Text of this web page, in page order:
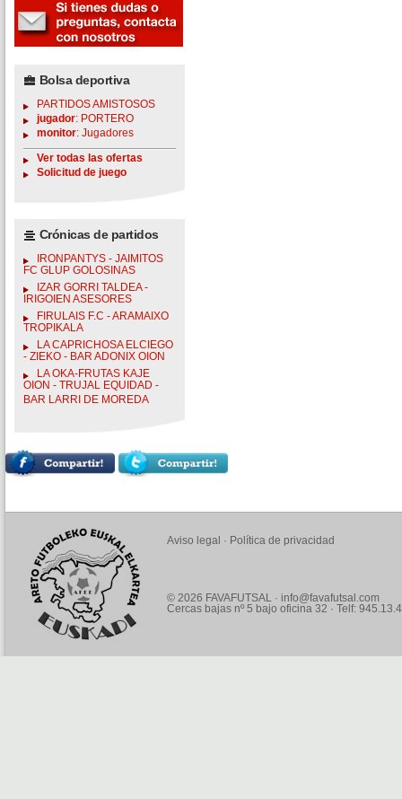
Bolsa deportiva
PARTIDOS AMISTOSOS
jugador: PORTERO
monitor: Jugadores
Ver todas las ofertas
Solicitud de juego
Crónicas de partidos
IRONPANTYS - JAIMITOS
FC GLUP GOLOSINAS
IZAR GORRI TALDEA -
IRIGOIEN ASESORES
FIRULAIS F.C - ARAMAIXO
TROPIKALA
LA CAPRICHOSA ELCIEGO
- ZIEKO - BAR ADONIX OION
LA OKA-FRUTAS KAJE
OION - TRUJAL EQUIDAD -
BAR LARRI DE MOREDA
Aviso legal · Política de privacidad
© 2026 FAVAFUTSAL · info@favafutsal.com
Cercas bajas nº 5 bajo oficina 32 · Telf: